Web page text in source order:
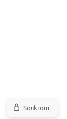
Soukromí